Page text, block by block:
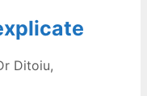
Ditoiu,